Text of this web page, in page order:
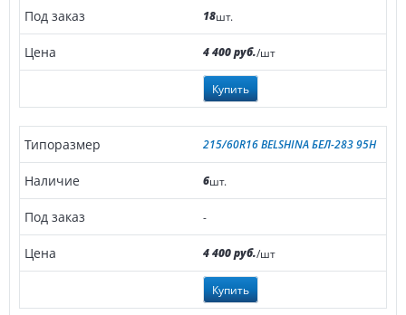
18шт.
4 400 руб./шт
Купить
215/60R16 BELSHINA БЕЛ-283 95H
6шт.
-
4 400 руб./шт
Купить